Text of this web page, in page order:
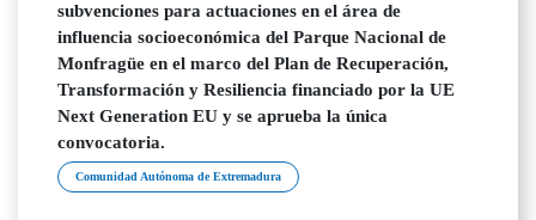
subvenciones para actuaciones en el área de
influencia socioeconómica del Parque Nacional de
Monfragüe en el marco del Plan de Recuperación,
Transformación y Resiliencia financiado por la UE
Next Generation EU y se aprueba la única
convocatoria.
Comunidad Autónoma de Extremadura